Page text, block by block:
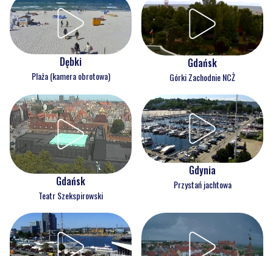
Dębki
Plaża (kamera obrotowa)
Gdańsk
Górki Zachodnie NCŻ
Gdańsk
Teatr Szekspirowski
Gdynia
Przystań jachtowa